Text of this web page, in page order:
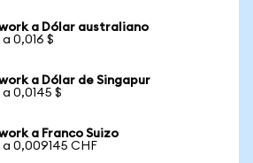
a Dólar australiano
0,016 $
a Dólar de Singapur
0,0145 $
a Franco Suizo
a 0,009145 CHF